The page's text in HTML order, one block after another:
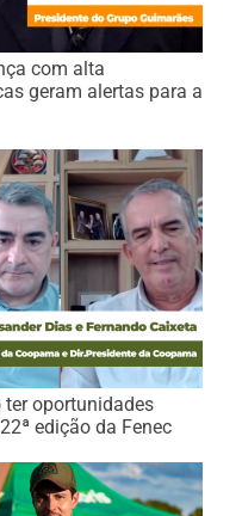
com alta
geram alertas para a
oportunidades
edição da Fenec